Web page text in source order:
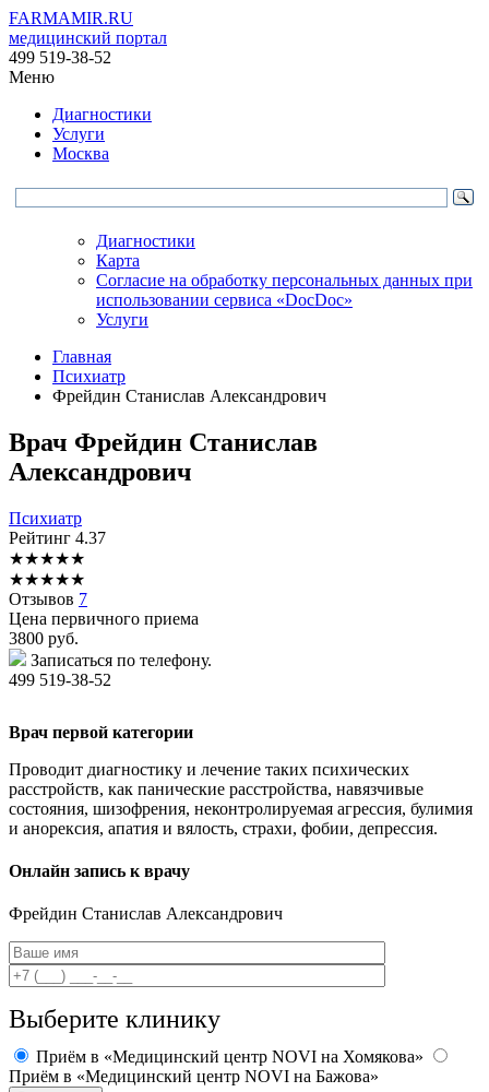
FARMAMIR.RU
медицинский портал
499 519-38-52
Меню
Диагностики
Услуги
Москва
Диагностики
Карта
Согласие на обработку персональных данных при
использовании сервиса «DocDoc»
Услуги
Главная
Психиатр
Фрейдин Станислав Александрович
Врач Фрейдин Станислав
Александрович
Психиатр
Рейтинг 4.37
★★★★★
★★★★★
Отзывов 7
Цена первичного приема
3800 руб.
Записаться по телефону.
499 519-38-52
Врач первой категории
Проводит диагностику и лечение таких психических
расстройств, как панические расстройства, навязчивые
состояния, шизофрения, неконтролируемая агрессия, булимия
и анорексия, апатия и вялость, страхи, фобии, депрессия.
Онлайн запись к врачу
Фрейдин Станислав Александрович
Выберите клинику
Приём в «Медицинский центр NOVI на Хомякова»
Приём в «Медицинский центр NOVI на Бажова»